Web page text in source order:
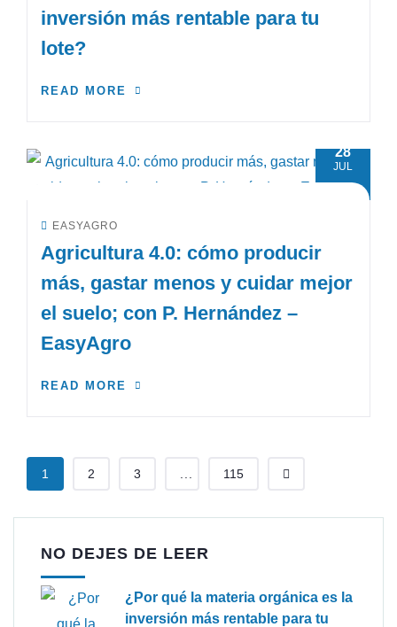
inversión más rentable para tu
lote?
READ MORE
28
JUL
EASYAGRO
Agricultura 4.0: cómo producir
más, gastar menos y cuidar mejor
el suelo; con P. Hernández –
EasyAgro
READ MORE
1 2 3 115
NO DEJES DE LEER
¿Por qué la materia orgánica es la
inversión más rentable para tu